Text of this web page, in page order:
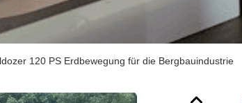
120 PS Erdbewegung für die Bergbauindustrie